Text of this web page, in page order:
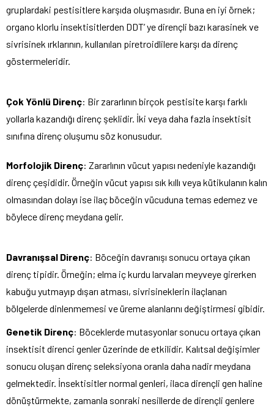
gruplardaki pestisitlere karşıda oluşmasıdır. Buna en iyi örnek;
organo klorlu insektisitlerden DDT’ ye dirençli bazı karasinek ve
sivrisinek ırklarının, kullanılan piretroidlilere karşı da direnç
göstermeleridir.
Çok Yönlü Direnç: Bir zararlının birçok pestisite karşı farklı
yollarla kazandığı direnç şeklidir. İki veya daha fazla insektisit
sınıfına direnç oluşumu söz konusudur.
Morfolojik Direnç: Zararlının vücut yapısı nedeniyle kazandığı
direnç çeşididir. Örneğin vücut yapısı sık kıllı veya kütikulanın kalın
olmasından dolayı ise ilaç böceğin vücuduna temas edemez ve
böylece direnç meydana gelir.
Davranışsal Direnç: Böceğin davranışı sonucu ortaya çıkan
direnç tipidir. Örneğin; elma iç kurdu larvaları meyveye girerken
kabuğu yutmayıp dışarı atması, sivrisineklerin ilaçlanan
bölgelerde dinlenmemesi ve üreme alanlarını değiştirmesi gibidir.
Genetik Direnç: Böceklerde mutasyonlar sonucu ortaya çıkan
insektisit direnci genler üzerinde de etkilidir. Kalıtsal değişimler
sonucu oluşan direnç seleksiyona oranla daha nadir meydana
gelmektedir. İnsektisitler normal genleri, ilaca dirençli gen haline
dönüştürmekte, zamanla sonraki nesillerde de dirençli genlere